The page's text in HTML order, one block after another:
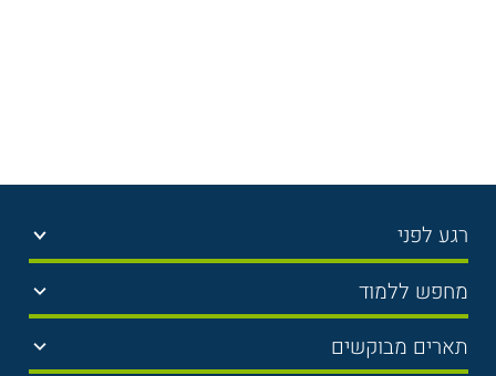
רגע לפני
בחירת לימודים
תנאי קבלה
שכר לימוד
מחפש ללמוד
תואר ראשון
תארים מבוקשים